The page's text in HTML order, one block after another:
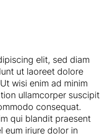
elit, sed diam
ut laoreet dolore
wisi enim ad minim
ullamcorper suscipit
consequat.
qui blandit praesent
eum iriure dolor in